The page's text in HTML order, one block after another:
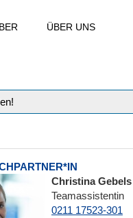
ÜBER UNS
Christina Gebels
Teamassistentin
0211 17523-301